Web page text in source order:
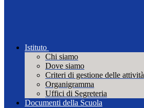
Istituto
Chi siamo
Dove siamo
Criteri di gestione delle attività
Organigramma
Uffici di Segreteria
Documenti della Scuola